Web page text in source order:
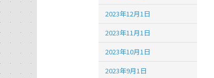
2023年12月1日
2023年11月1日
2023年10月1日
2023年9月1日